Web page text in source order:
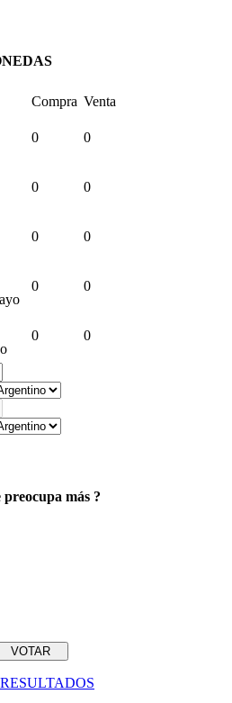
Compra Venta
0 0
0 0
0 0
0 0
0 0
preocupa más ?